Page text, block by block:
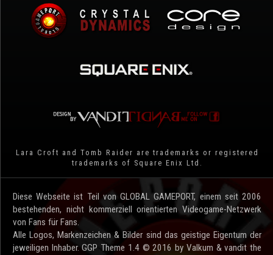
Lara Croft and Tomb Raider are trademarks or registered
trademarks of Square Enix Ltd.
Diese Webseite ist Teil von GLOBAL GAMEPORT, einem seit 2006
bestehenden, nicht kommerziell orientierten Videogame-Netzwerk
von Fans für Fans.
Alle Logos, Markenzeichen & Bilder sind das geistige Eigentum der
jeweiligen Inhaber. GGP Theme 1.4 © 2016 by Valkum & vandit the